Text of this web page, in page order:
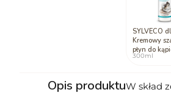
rytuału element relaksu, który
SYLVECO
Kremowy
płyn do
300ml
Opis produktuW skład